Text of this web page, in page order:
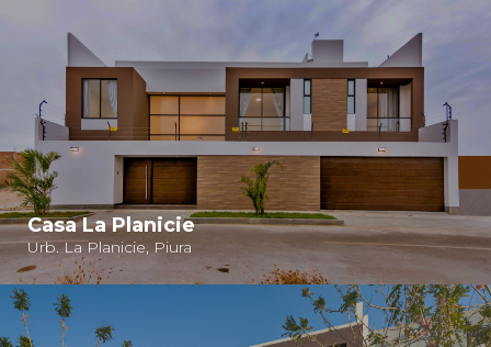
Casa La Planicie
Urb. La Planicie, Piura